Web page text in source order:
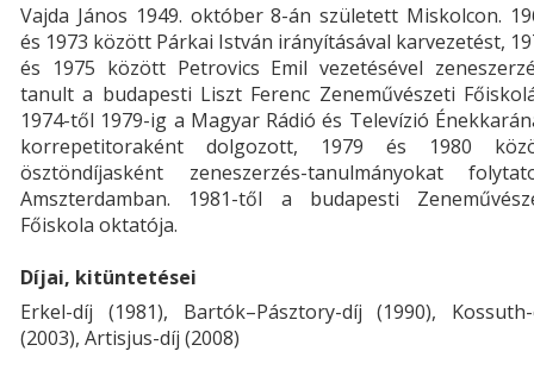
Vajda János 1949. október 8-án született Miskolcon.
és 1973 között Párkai István irányításával karvezetést,
és 1975 között Petrovics Emil vezetésével
tanult a budapesti Liszt Ferenc Zeneművészeti
1974-től 1979-ig a Magyar Rádió és Televízió
korrepetitoraként dolgozott, 1979 és 1980
ösztöndíjasként zeneszerzés-tanulmányokat
Amszterdamban. 1981-től a budapesti
Főiskola oktatója.
Díjai, kitüntetései
Erkel-díj (1981), Bartók–Pásztory-díj (1990),
(2003), Artisjus-díj (2008)